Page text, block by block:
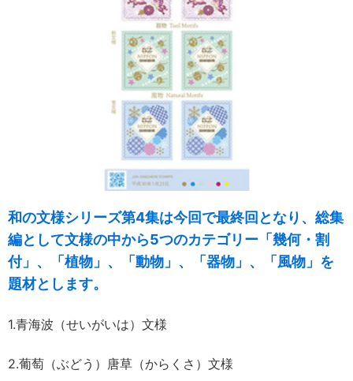
和の文様シリーズ第4集は今回で最終回となり、総集
編として文様の中から5つのカテゴリー「幾何・割
付」、「植物」、「動物」、「器物」、「風物」を
題材とします。
1.青海波（せいがいは）文様
2.葡萄（ぶどう）唐草（からくさ）文様